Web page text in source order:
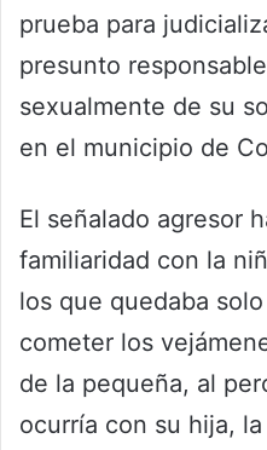
prueba para
presunto
sexualmente de su
en el municipio de
El señalado agresor
familiaridad con la
los que quedaba
cometer los
de la pequeña, al
ocurría con su hija,